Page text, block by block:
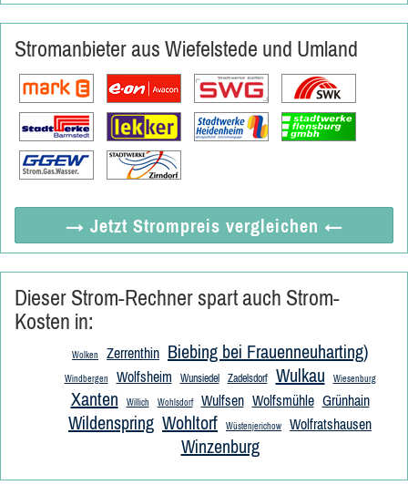
Stromanbieter aus Wiefelstede und Umland
→ Jetzt Strompreis vergleichen ←
Dieser Strom-Rechner spart auch Strom-
Kosten in:
Wolken Zerrenthin Biebing bei Frauenneuharting)
Windbergen Wolfsheim Wunsiedel Zadelsdorf Wulkau Wiesenburg
Xanten Willich Wohlsdorf Wulfsen Wolfsmühle Grünhain
Wildenspring Wohltorf Wüstenjerichow Wolfratshausen
Winzenburg